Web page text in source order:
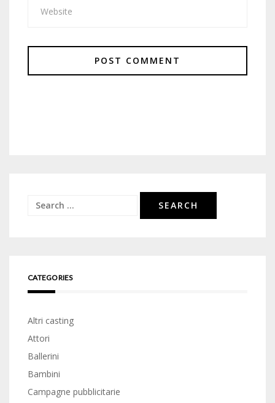
Search
CATEGORIES
Altri casting
Attori
Ballerini
Bambini
Campagne pubblicitarie